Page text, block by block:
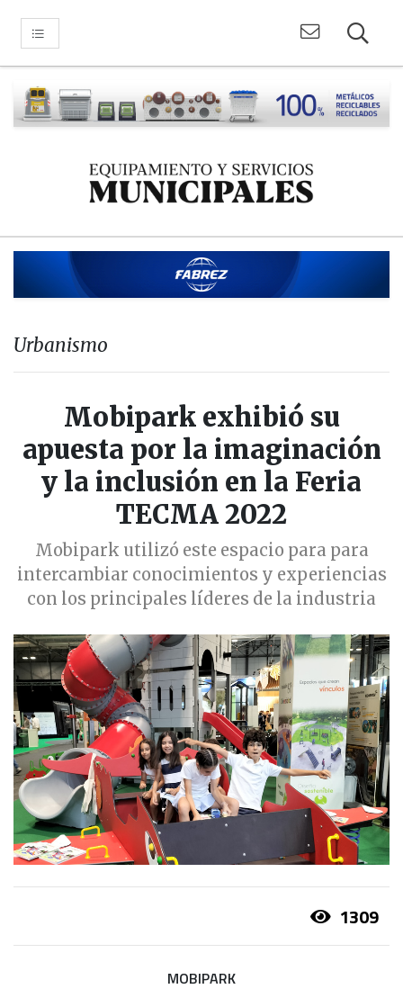
Urbanismo
Mobipark exhibió su
apuesta por la imaginación
y la inclusión en la Feria
TECMA 2022
Mobipark utilizó este espacio para para
intercambiar conocimientos y experiencias
con los principales líderes de la industria
1309
MOBIPARK